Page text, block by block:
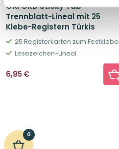
OXFORD Sticky Tab
Trennblatt-Lineal mit 25
Klebe-Registern Türkis
25 Registerkarten zum
Lesezeichen-Lineal
6,95 €
0